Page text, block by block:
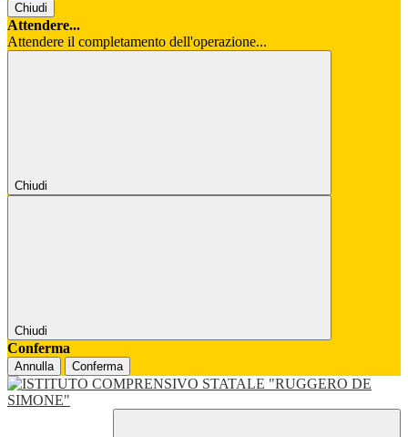
Chiudi
Attendere...
Attendere il completamento dell'operazione...
Chiudi
Chiudi
Conferma
Annulla Conferma